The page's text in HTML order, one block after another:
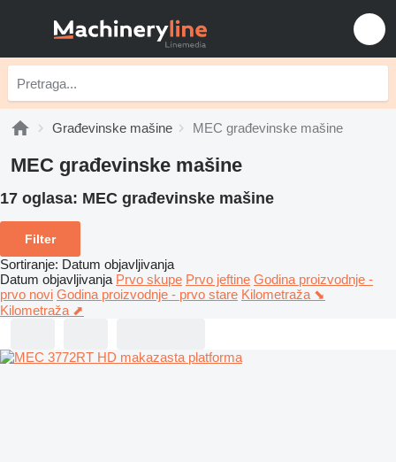
Građevinske mašine MEC građevinske mašine
MEC građevinske mašine
17 oglasa: MEC građevinske mašine
Filter
Sortiranje: Datum objavljivanja
Datum objavljivanja Prvo skupe Prvo jeftine Godina proizvodnje -
prvo novi Godina proizvodnje - prvo stare Kilometraža ⬊
Kilometraža ⬈